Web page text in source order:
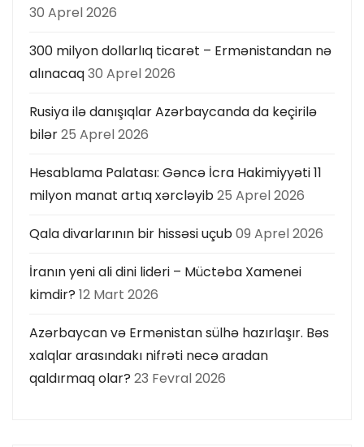
30 Aprel 2026
300 milyon dollarlıq ticarət – Ermənistandan nə
alınacaq30 Aprel 2026
Rusiya ilə danışıqlar Azərbaycanda da keçirilə
bilər25 Aprel 2026
Hesablama Palatası: Gəncə İcra Hakimiyyəti 11
milyon manat artıq xərcləyib25 Aprel 2026
Qala divarlarının bir hissəsi uçub09 Aprel 2026
İranın yeni ali dini lideri – Müctəba Xamenei
kimdir? 12 Mart 2026
Azərbaycan və Ermənistan sülhə hazırlaşır. Bəs
xalqlar arasındakı nifrəti necə aradan
qaldırmaq olar? 23 Fevral 2026